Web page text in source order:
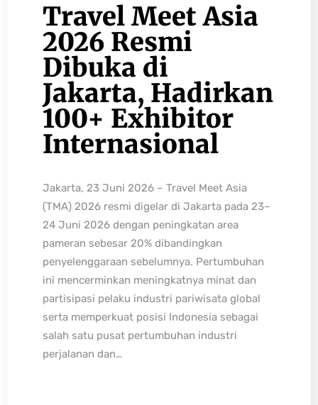
Travel Meet Asia
2026 Resmi
Dibuka di
Jakarta, Hadirkan
100+ Exhibitor
Internasional
Jakarta, 23 Juni 2026 – Travel Meet Asia
(TMA) 2026 resmi digelar di Jakarta pada 23–
24 Juni 2026 dengan peningkatan area
pameran sebesar 20% dibandingkan
penyelenggaraan sebelumnya. Pertumbuhan
ini mencerminkan meningkatnya minat dan
partisipasi pelaku industri pariwisata global
serta memperkuat posisi Indonesia sebagai
salah satu pusat pertumbuhan industri
perjalanan dan…